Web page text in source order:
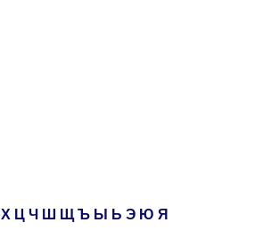
Х Ц Ч Ш Щ Ъ Ы Ь Э Ю Я